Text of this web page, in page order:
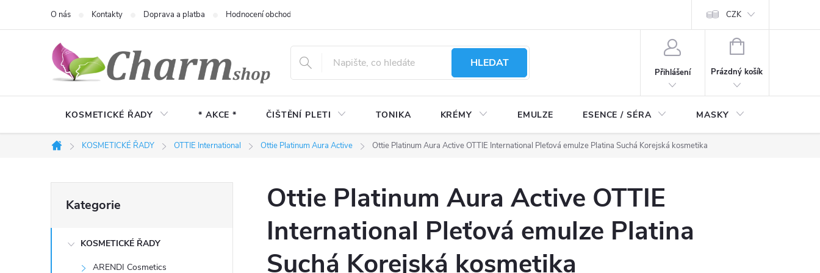
O nás Kontakty Doprava a platba Hodnocení obchodu CZK
HLEDAT
Přihlášení
NÁKUPNÍ
Prázdný košík
KOSMETICKÉ ŘADY * AKCE * ČIŠTĚNÍ PLETI TONIKA KRÉMY EMULZE ESENCE / SÉRA MASKY
Domů
KOSMETICKÉ ŘADY OTTIE International Ottie Platinum Aura Active Ottie Platinum Aura Active OTTIE International Pleťová emulze Platina Suchá Korejská kosmetika
o
kategorie
Kategorie
KOSMETICKÉ ŘADY
ARENDI Cosmetics
Ottie Platinum Aura Active OTTIE
International Pleťová emulze Platina
Suchá Korejská kosmetika